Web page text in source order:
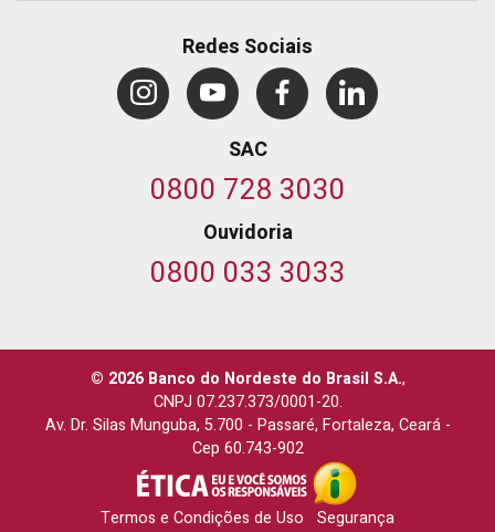
Redes Sociais
SAC
0800 728 3030
Ouvidoria
0800 033 3033
© 2026 Banco do Nordeste do Brasil S.A.,
CNPJ 07.237.373/0001-20.
Av. Dr. Silas Munguba, 5.700 - Passaré, Fortaleza, Ceará-
Cep 60.743-902
Termos e Condições de Uso
Segurança